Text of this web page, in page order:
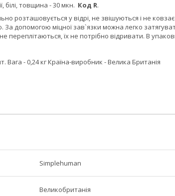
білі, товщина - 30 мкн. Код R.
розташовується у відрі, не звішуються і не
допомогою міцної зав`язки можна легко
їх не потрібно відривати. В
Вага - 0,24 кг Країна-виробник - Велика Британія
Simplehuman
Великобританія